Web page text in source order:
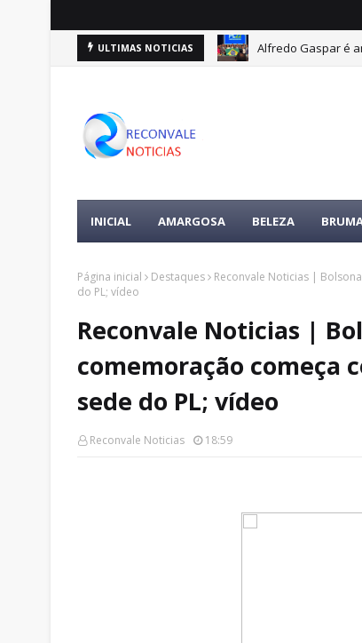
ULTIMAS NOTICIAS Alfredo Gaspar é
INICIAL AMARGOSA BELEZA
Página inicial Destaques
Reconvale Noticias |
do PL; vídeo
Reconvale Noticias |
comemoração começa
sede do PL; vídeo
Reconvale Noticias 18:59